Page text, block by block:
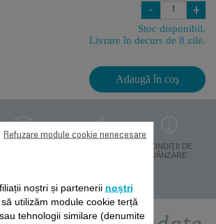
- +
Stoc disponibil.
Livrare în decurs de 8 zile.
Adaugă în coş
CONDIŢII DE
VÂNZARE
noștri și partenerii noștri
utilizăm module cookie terță
tehnologii similare (denumite
Refuzare module cookie nenecesare